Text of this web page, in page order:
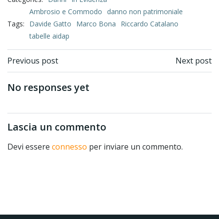
Tags:
Ambrosio e Commodo
danno non patrimoniale
Davide Gatto
Marco Bona
Riccardo Catalano
tabelle aidap
Previous post Next post
No responses yet
Lascia un commento
Devi essere connesso per inviare un commento.